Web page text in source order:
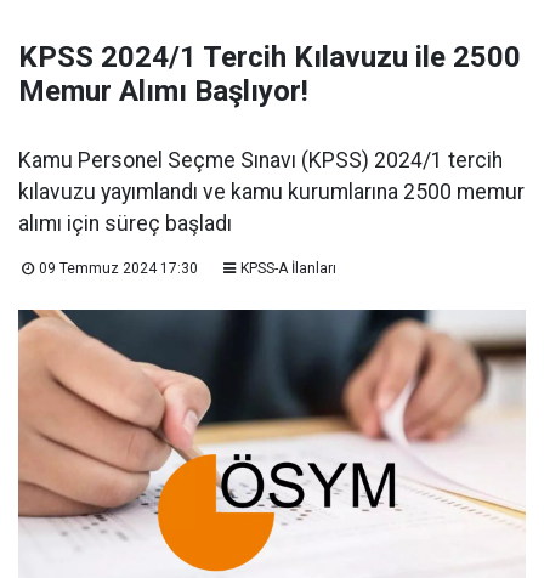
KPSS 2024/1 Tercih Kılavuzu ile 2500
Memur Alımı Başlıyor!
Kamu Personel Seçme Sınavı (KPSS) 2024/1 tercih
kılavuzu yayımlandı ve kamu kurumlarına 2500 memur
alımı için süreç başladı
09 Temmuz 2024 17:30 KPSS-A İlanları